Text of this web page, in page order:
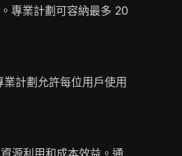
專業計劃可容納最多 20
計劃允許每位用戶使用
源利用和成本效益。通